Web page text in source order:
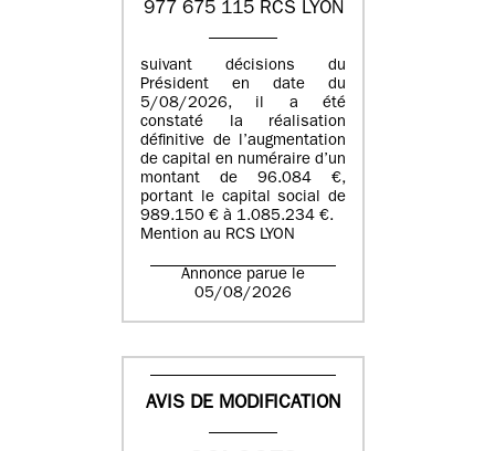
977 675 115 RCS LYON
suivant décisions du
Président en date du
5/08/2026, il a été
constaté la réalisation
définitive de l’augmentation
de capital en numéraire d’un
montant de 96.084 €,
portant le capital social de
989.150 € à 1.085.234 €.
Mention au RCS LYON
Annonce parue le
05/08/2026
AVIS DE MODIFICATION